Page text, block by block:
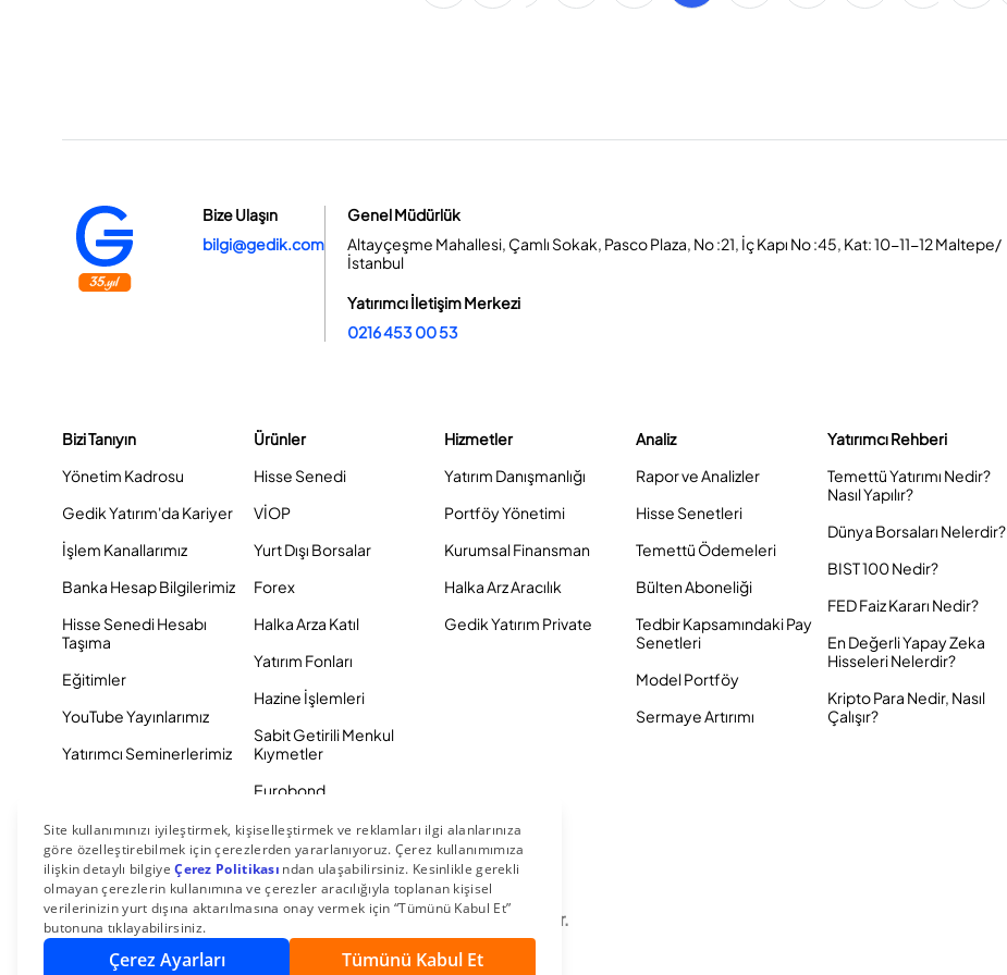
Bize Ulaşın
bilgi@gedik.com
Genel Müdürlük
Altayçeşme Mahallesi, Çamlı Sokak, Pasco Plaza, No :21, İç Kapı No :45, Kat: 10-11-12 Maltepe/
İstanbul
Yatırımcı İletişim Merkezi
0216 453 00 53
Bizi Tanıyın
Yönetim Kadrosu
Gedik Yatırım'da Kariyer
İşlem Kanallarımız
Banka Hesap Bilgilerimiz
Hisse Senedi Hesabı
Taşıma
Eğitimler
YouTube Yayınlarımız
Yatırımcı Seminerlerimiz
Ürünler
Hisse Senedi
VİOP
Yurt Dışı Borsalar
Forex
Halka Arza Katıl
Yatırım Fonları
Hazine İşlemleri
Sabit Getirili Menkul
Kıymetler
Eurobond
Tahvil ve Bono
Hizmetler
Yatırım Danışmanlığı
Portföy Yönetimi
Kurumsal Finansman
Halka Arz Aracılık
Gedik Yatırım Private
Analiz
Rapor ve Analizler
Hisse Senetleri
Temettü Ödemeleri
Bülten Aboneliği
Tedbir Kapsamındaki Pay
Senetleri
Model Portföy
Sermaye Artırımı
Yatırımcı Rehberi
Temettü Yatırımı Nedir?
Nasıl Yapılır?
Dünya Borsaları Nelerdir?
BIST 100 Nedir?
FED Faiz Kararı Nedir?
En Değerli Yapay Zeka
Hisseleri Nelerdir?
Kripto Para Nedir, Nasıl
Çalışır?
© 2026 Gedik Yatırım Menkul Değerler AŞ. Tüm Hakları Saklıdır.